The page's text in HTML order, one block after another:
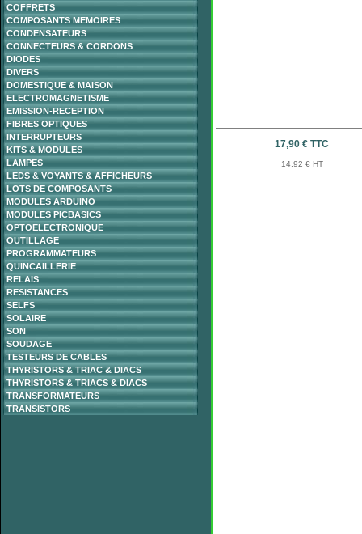
COFFRETS
COMPOSANTS MEMOIRES
CONDENSATEURS
CONNECTEURS & CORDONS
DIODES
DIVERS
DOMESTIQUE & MAISON
ELECTROMAGNETISME
EMISSION-RECEPTION
FIBRES OPTIQUES
INTERRUPTEURS
KITS & MODULES
LAMPES
LEDS & VOYANTS & AFFICHEURS
LOTS DE COMPOSANTS
MODULES ARDUINO
MODULES PICBASICS
OPTOELECTRONIQUE
OUTILLAGE
PROGRAMMATEURS
QUINCAILLERIE
RELAIS
RESISTANCES
SELFS
SOLAIRE
SON
SOUDAGE
TESTEURS DE CABLES
THYRISTORS & TRIAC & DIACS
THYRISTORS & TRIACS & DIACS
TRANSFORMATEURS
TRANSISTORS
17,90 € TTC
14,92 € HT